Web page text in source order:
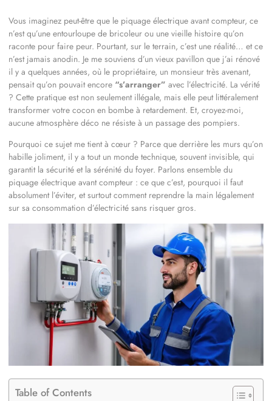
Vous imaginez peut-être que le piquage électrique avant compteur, ce
n’est qu’une entourloupe de bricoleur ou une vieille histoire qu’on
raconte pour faire peur. Pourtant, sur le terrain, c’est une réalité… et ce
n’est jamais anodin. Je me souviens d’un vieux pavillon que j’ai rénové
il y a quelques années, où le propriétaire, un monsieur très avenant,
pensait qu’on pouvait encore “s’arranger” avec l’électricité. La vérité
? Cette pratique est non seulement illégale, mais elle peut littéralement
transformer votre cocon en bombe à retardement. Et, croyez-moi,
aucune atmosphère déco ne résiste à un passage des pompiers.
Pourquoi ce sujet me tient à cœur ? Parce que derrière les murs qu’on
habille joliment, il y a tout un monde technique, souvent invisible, qui
garantit la sécurité et la sérénité du foyer. Parlons ensemble du
piquage électrique avant compteur : ce que c’est, pourquoi il faut
absolument l’éviter, et surtout comment reprendre la main légalement
sur sa consommation d’électricité sans risquer gros.
Table of Contents